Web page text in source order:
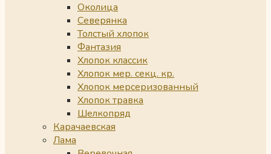
Околица
Северянка
Толстый хлопок
Фантазия
Хлопок классик
Хлопок мер. секц. кр.
Хлопок мерсеризованный
Хлопок травка
Шелкопряд
Карачаевская
Лама